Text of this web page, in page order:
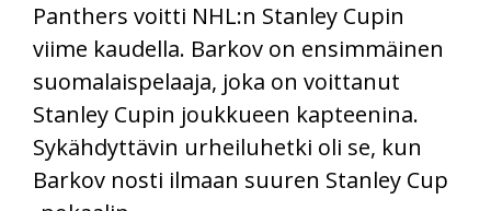
Panthers voitti NHL:n Stanley Cupin
viime kaudella. Barkov on ensimmäinen
suomalaispelaaja, joka on voittanut
Stanley Cupin joukkueen kapteenina.
Sykähdyttävin urheiluhetki oli se, kun
Barkov nosti ilmaan suuren Stanley Cup